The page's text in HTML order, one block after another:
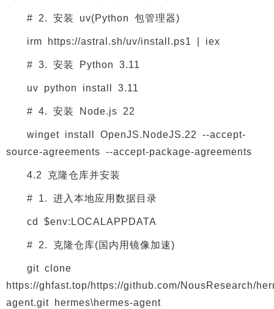
# 2. 安装 uv(Python 包管理器)
irm https://astral.sh/uv/install.ps1 | iex
# 3. 安装 Python 3.11
uv python install 3.11
# 4. 安装 Node.js 22
winget install OpenJS.NodeJS.22 --accept-
source-agreements --accept-package-agreements
4.2 克隆仓库并安装
# 1. 进入本地应用数据目录
cd $env:LOCALAPPDATA
# 2. 克隆仓库(国内用镜像加速)
git clone
https://ghfast.top/https://github.com/NousResearch/
agent.git hermes\hermes-agent